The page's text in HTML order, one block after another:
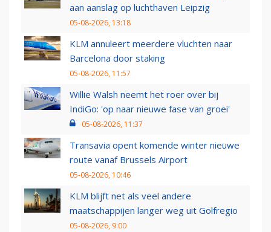
aan aanslag op luchthaven Leipzig
05-08-2026, 13:18
KLM annuleert meerdere vluchten naar
Barcelona door staking
05-08-2026, 11:57
Willie Walsh neemt het roer over bij
IndiGo: 'op naar nieuwe fase van groei'
05-08-2026, 11:37
Transavia opent komende winter nieuwe
route vanaf Brussels Airport
05-08-2026, 10:46
KLM blijft net als veel andere
maatschappijen langer weg uit Golfregio
05-08-2026, 9:00